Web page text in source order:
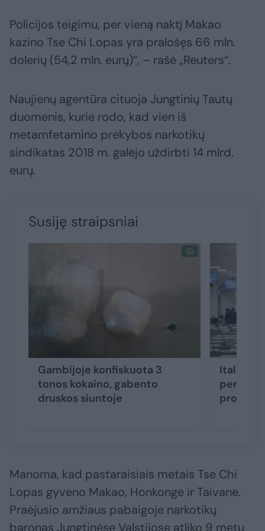
Policijos teigimu, per vieną naktį Makao
kazino Tse Chi Lopas yra pralošęs 66 mln.
dolerių (54,2 mln. eurų)“, – rašė „Reuters“.
Naujienų agentūra cituoja Jungtinių Tautų
duomenis, kurie rodo, kad vien iš
metamfetamino prekybos narkotikų
sindikatas 2018 m. galėjo uždirbti 14 mlrd.
eurų.
Susiję straipsniai
Gambijoje konfiskuota 3
tonos kokaino, gabento
druskos siuntoje
Italijoje
per 30
Manoma, kad pastaraisiais metais Tse Chi
Lopas gyveno Makao, Honkonge ir Taivane.
Praėjusio amžiaus pabaigoje narkotikų
baronas Jungtinėse Valstijose atliko 9 metų